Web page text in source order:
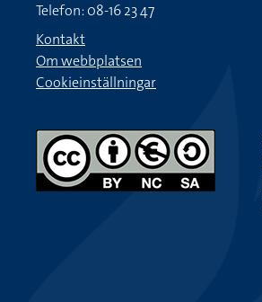
Telefon: 08-16 23 47
Kontakt
Om webbplatsen
Cookieinställningar